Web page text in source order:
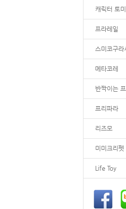
캐릭터 토
프라레일
스미코구라
메타코레
반짝이는
프리파라
리즈모
미미크리펫
Life Toy